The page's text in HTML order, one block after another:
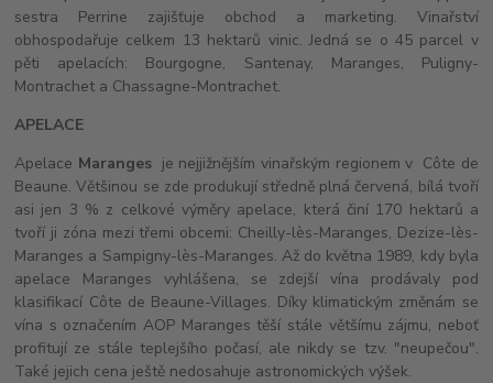
sestra Perrine zajišťuje obchod a marketing. Vinařství
obhospodařuje celkem 13 hektarů vinic. Jedná se o 45 parcel v
pěti apelacích: Bourgogne, Santenay, Maranges, Puligny-
Montrachet a Chassagne-Montrachet.
APELACE
Apelace Maranges je nejjižnějším vinařským regionem v Côte de
Beaune. Většinou se zde produkují středně plná červená, bílá tvoří
asi jen 3 % z celkové výměry apelace, která činí 170 hektarů a
tvoří ji zóna mezi třemi obcemi: Cheilly-lès-Maranges, Dezize-lès-
Maranges a Sampigny-lès-Maranges. Až do května 1989, kdy byla
apelace Maranges vyhlášena, se zdejší vína prodávaly pod
klasifikací Côte de Beaune-Villages. Díky klimatickým změnám se
vína s označením AOP Maranges těší stále většímu zájmu, neboť
profitují ze stále teplejšího počasí, ale nikdy se tzv. "neupečou".
Také jejich cena ještě nedosahuje astronomických výšek.